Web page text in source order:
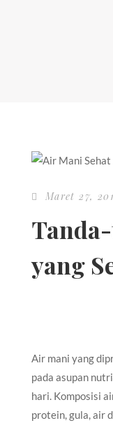
Maret 27,
yang
Air mani yang
pada asupan
hari. Komposisi
protein, gula, air